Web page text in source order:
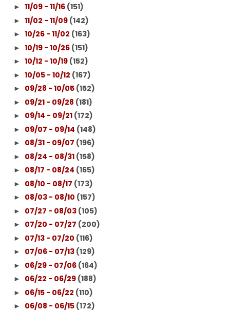
► 11/09 - 11/16 (151)
► 11/02 - 11/09 (142)
► 10/26 - 11/02 (163)
► 10/19 - 10/26 (151)
► 10/12 - 10/19 (152)
► 10/05 - 10/12 (167)
► 09/28 - 10/05 (152)
► 09/21 - 09/28 (181)
► 09/14 - 09/21 (172)
► 09/07 - 09/14 (148)
► 08/31 - 09/07 (196)
► 08/24 - 08/31 (158)
► 08/17 - 08/24 (165)
► 08/10 - 08/17 (173)
► 08/03 - 08/10 (157)
► 07/27 - 08/03 (105)
► 07/20 - 07/27 (200)
► 07/13 - 07/20 (116)
► 07/06 - 07/13 (129)
► 06/29 - 07/06 (164)
► 06/22 - 06/29 (188)
► 06/15 - 06/22 (110)
► 06/08 - 06/15 (172)